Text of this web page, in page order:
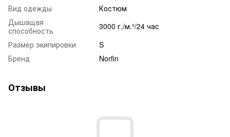
Вид одежды
Костюм
Дышащая
способность
3000 г./м.²/24 час
Размер экипировки
S
Бренд
Norfin
Отзывы